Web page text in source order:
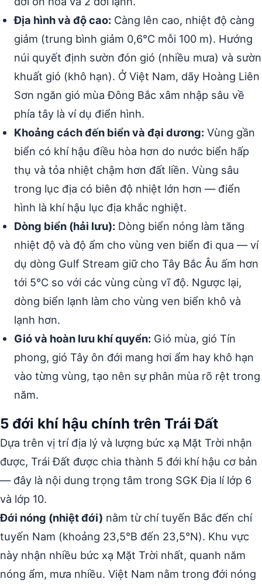
Địa hình và độ cao: Càng lên cao, nhiệt độ càng
giảm (trung bình giảm 0,6°C mỗi 100 m). Hướng
núi quyết định sườn đón gió (nhiều mưa) và sườn
khuất gió (khô hạn). Ở Việt Nam, dãy Hoàng Liên
Sơn ngăn gió mùa Đông Bắc xâm nhập sâu về
phía tây là ví dụ điển hình.
Khoảng cách đến biển và đại dương: Vùng gần
biển có khí hậu điều hòa hơn do nước biển hấp
thụ và tỏa nhiệt chậm hơn đất liền. Vùng sâu
trong lục địa có biên độ nhiệt lớn hơn — điển
hình là khí hậu lục địa khắc nghiệt.
Dòng biển (hải lưu): Dòng biển nóng làm tăng
nhiệt độ và độ ẩm cho vùng ven biển đi qua — ví
dụ dòng Gulf Stream giữ cho Tây Bắc Âu ấm hơn
tới 5°C so với các vùng cùng vĩ độ. Ngược lại,
dòng biển lạnh làm cho vùng ven biển khô và
lạnh hơn.
Gió và hoàn lưu khí quyển: Gió mùa, gió Tín
phong, gió Tây ôn đới mang hơi ẩm hay khô hạn
vào từng vùng, tạo nên sự phân mùa rõ rệt trong
năm.
5 đới khí hậu chính trên Trái Đất
Dựa trên vị trí địa lý và lượng bức xạ Mặt Trời nhận
được, Trái Đất được chia thành 5 đới khí hậu cơ bản
— đây là nội dung trọng tâm trong SGK Địa lí lớp 6
và lớp 10.
Đới nóng (nhiệt đới) nằm từ chí tuyến Bắc đến chí
tuyến Nam (khoảng 23,5°B đến 23,5°N). Khu vực
này nhận nhiều bức xạ Mặt Trời nhất, quanh năm
nóng ẩm, mưa nhiều. Việt Nam nằm trong đới nóng